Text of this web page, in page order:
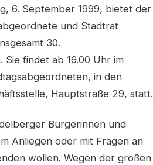
6. September 1999, bietet der
und Stadtrat
30.
findet ab 16.00 Uhr im
in den
Hauptstraße 29, statt.
Bürgerinnen und
Anliegen oder mit Fragen an
wollen. Wegen der großen